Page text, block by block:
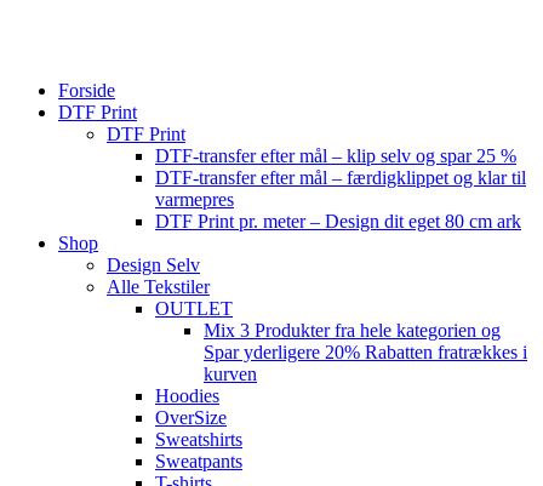
Forside
DTF Print
DTF Print
DTF-transfer efter mål – klip selv og spar 25 %
DTF-transfer efter mål – færdigklippet og klar til
varmepres
DTF Print pr. meter – Design dit eget 80 cm ark
Shop
Design Selv
Alle Tekstiler
OUTLET
Mix 3 Produkter fra hele kategorien og
Spar yderligere 20% Rabatten fratrækkes i
kurven
Hoodies
OverSize
Sweatshirts
Sweatpants